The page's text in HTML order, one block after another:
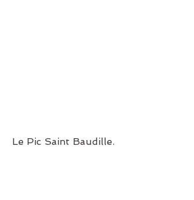
Le Pic Saint Baudille.